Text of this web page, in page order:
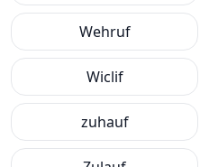
Wehruf
Wiclif
zuhauf